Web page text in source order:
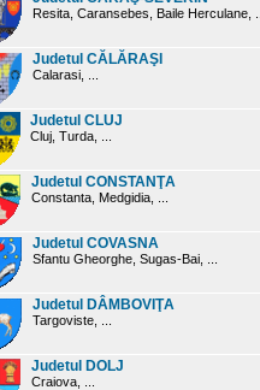
Resita, Caransebes, Baile Herculane, ...
Judetul CĂLĂRAŞI
Calarasi, ...
Judetul CLUJ
Cluj, Turda, ...
Judetul CONSTANŢA
Constanta, Medgidia, ...
Judetul COVASNA
Sfantu Gheorghe, Sugas-Bai, ...
Judetul DÂMBOVIŢA
Targoviste, ...
Judetul DOLJ
Craiova, ...